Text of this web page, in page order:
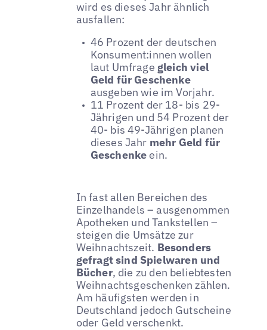
wird es dieses Jahr ähnlich
ausfallen:
46 Prozent der deutschen
Konsument:innen wollen
laut Umfrage gleich viel
Geld für Geschenke
ausgeben wie im Vorjahr.
11 Prozent der 18- bis 29-
Jährigen und 54 Prozent der
40- bis 49-Jährigen planen
dieses Jahr mehr Geld für
Geschenke ein.
In fast allen Bereichen des
Einzelhandels – ausgenommen
Apotheken und Tankstellen –
steigen die Umsätze zur
Weihnachtszeit. Besonders
gefragt sind Spielwaren und
Bücher, die zu den beliebtesten
Weihnachtsgeschenken zählen.
Am häufigsten werden in
Deutschland jedoch Gutscheine
oder Geld verschenkt.